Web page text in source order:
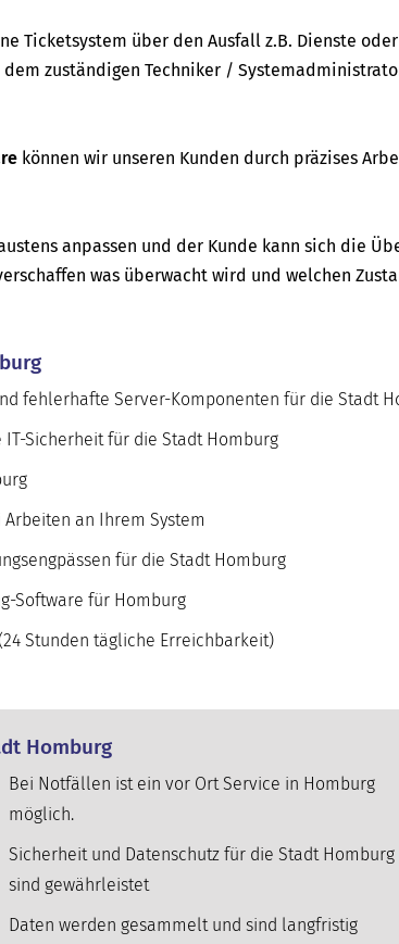
Ticketsystem über den Ausfall z.B. Dienste oder
zuständigen Techniker /
können wir unseren Kunden durch präzises
anpassen und der Kunde kann sich die
was überwacht wird und welchen
fehlerhafte Server-Komponenten für die Stadt
Sicherheit für die Stadt Homburg
an Ihrem System
für die Stadt Homburg
Software für Homburg
Stunden tägliche Erreichbarkeit)
Homburg
Bei Notfällen ist ein vor Ort Service in Homburg
möglich.
Sicherheit und Datenschutz für die Stadt Homburg
sind gewährleistet
Daten werden gesammelt und sind langfristig